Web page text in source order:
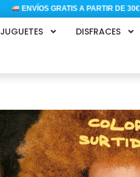
ENVÍOS GRATIS A PARTIR DE 30€
JUGUETES DISFRACES